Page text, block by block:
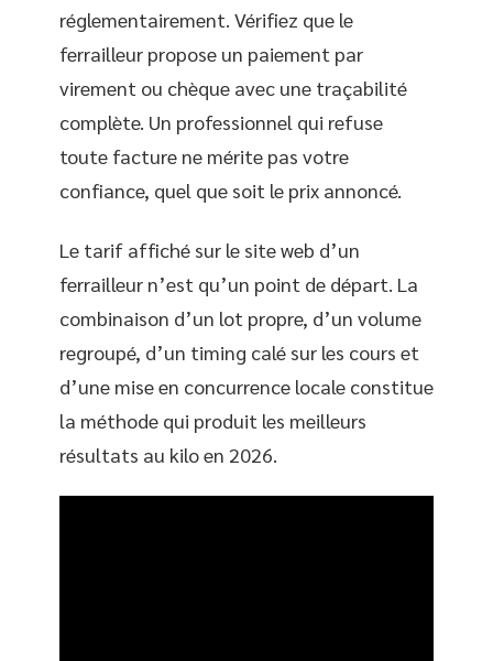
réglementairement. Vérifiez que le
ferrailleur propose un paiement par
virement ou chèque avec une traçabilité
complète. Un professionnel qui refuse
toute facture ne mérite pas votre
confiance, quel que soit le prix annoncé.
Le tarif affiché sur le site web d’un
ferrailleur n’est qu’un point de départ. La
combinaison d’un lot propre, d’un volume
regroupé, d’un timing calé sur les cours et
d’une mise en concurrence locale constitue
la méthode qui produit les meilleurs
résultats au kilo en 2026.